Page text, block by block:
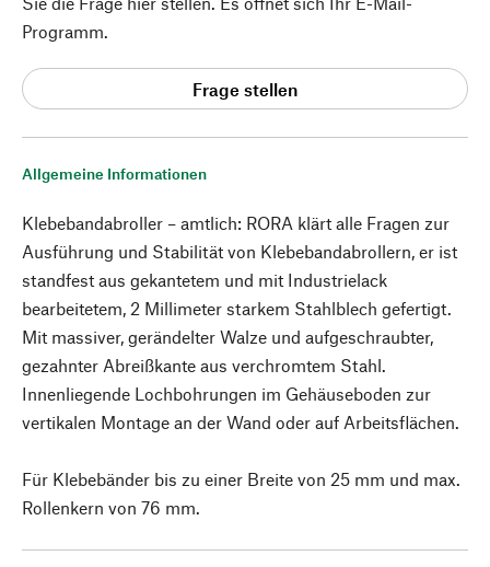
Allgemeine Informationen
Klebebandabroller – amtlich: RORA klärt alle Fragen zur
Ausführung und Stabilität von Klebebandabrollern, er ist
standfest aus gekantetem und mit Industrielack
bearbeitetem, 2 Millimeter starkem Stahlblech gefertigt.
Mit massiver, gerändelter Walze und aufgeschraubter,
gezahnter Abreißkante aus verchromtem Stahl.
Innenliegende Lochbohrungen im Gehäuseboden zur
vertikalen Montage an der Wand oder auf Arbeitsflächen.
Für Klebebänder bis zu einer Breite von 25 mm und max.
Rollenkern von 76 mm.
Programm.
Frage stellen